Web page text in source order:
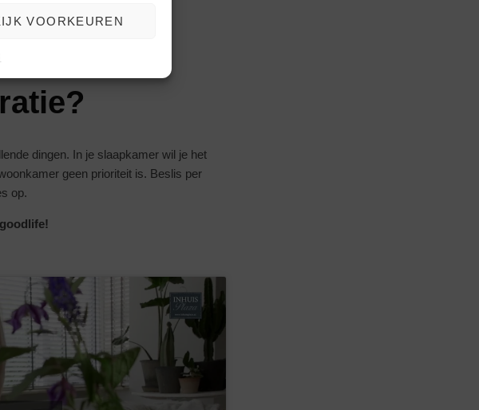
VOORKEUREN
licht
dingen. In je slaapkamer wil je het
geen prioriteit is. Beslis per
op.